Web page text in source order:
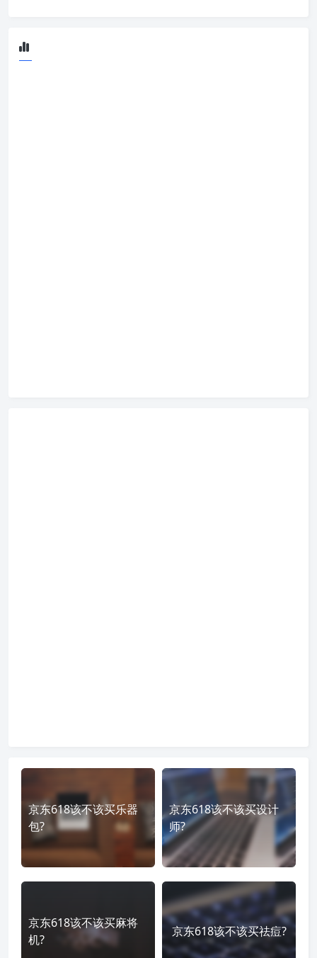
京东618该不该买乐器
包?
京东618该不该买设计
师?
京东618该不该买麻将
机?
京东618该不该买祛痘?